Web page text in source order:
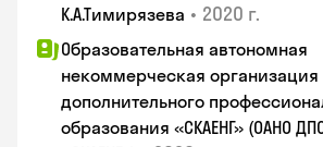
К.А.Тимирязева • 2020 г.
Образовательная автономная
некоммерческая организация
дополнительного
образования «СКАЕНГ» (ОАНО